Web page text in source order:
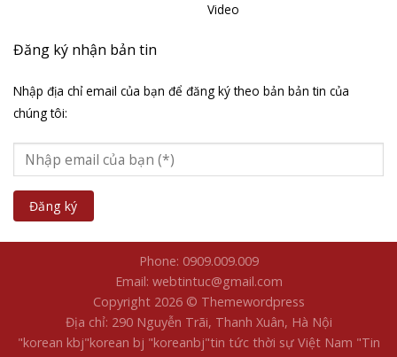
Video
Đăng ký nhận bản tin
Nhập địa chỉ email của bạn để đăng ký theo bản bản tin của
chúng tôi:
Phone: 0909.009.009
Email: webtintuc@gmail.com
Copyright 2026 © Themewordpress
Địa chỉ: 290 Nguyễn Trãi, Thanh Xuân, Hà Nội
"korean kbj​"korean bj "koreanbj​"tin tức thời sự Việt Nam "Tin